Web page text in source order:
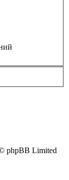
phpBB Limited